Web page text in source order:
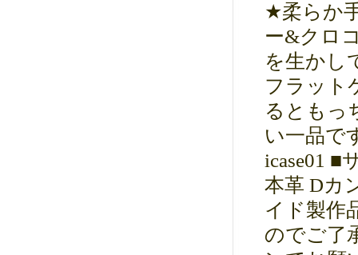
★柔らか
ー&クロ
を生かし
フラット
るともっ
い一品で
icase01 ■
本革 Dカ
イド製作
のでご了